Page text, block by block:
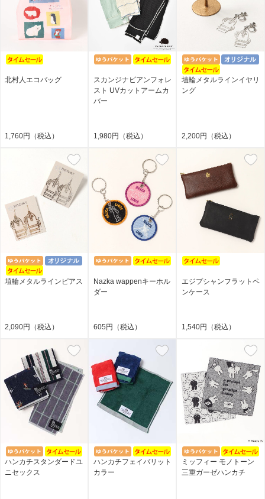
北村人エコバッグ
1,760円（税込）
スカンジナビアンフォレ
スト UVカットアームカ
バー
1,980円（税込）
埴輪メタルラインイヤリ
ング
2,200円（税込）
埴輪メタルラインピアス
2,090円（税込）
Nazka wappenキーホル
ダー
605円（税込）
エジプシャンフラットペ
ンケース
1,540円（税込）
ハンカチスタンダードユ
ニセックス
ハンカチフェイバリット
カラー
ミッフィー モノトーン
三重ガーゼハンカチ